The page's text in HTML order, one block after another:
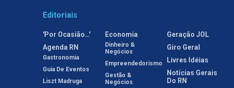
Editoriais
'Por Ocasião…'
Agenda RN
Gastronomia
Guia De Eventos
Liszt Madruga
Economia
Dinheiro &
Negócios
Empreendedorismo
Gestão &
Negócios
Geração JOL
Giro Geral
Livres Idéias
Notícias Gerais
Do RN